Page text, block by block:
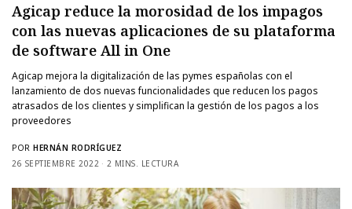
Agicap reduce la morosidad de los impagos
con las nuevas aplicaciones de su plataforma
de software All in One
Agicap mejora la digitalización de las pymes españolas con el
lanzamiento de dos nuevas funcionalidades que reducen los pagos
atrasados de los clientes y simplifican la gestión de los pagos a los
proveedores
POR HERNÁN RODRÍGUEZ
26 SEPTIEMBRE 2022
2 MINS. LECTURA